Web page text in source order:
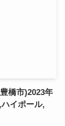
橋市)2023年
イポール,